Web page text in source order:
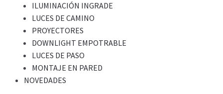
ILUMINACIÓN INGRADE
LUCES DE CAMINO
PROYECTORES
DOWNLIGHT EMPOTRABLE
LUCES DE PASO
MONTAJE EN PARED
NOVEDADES